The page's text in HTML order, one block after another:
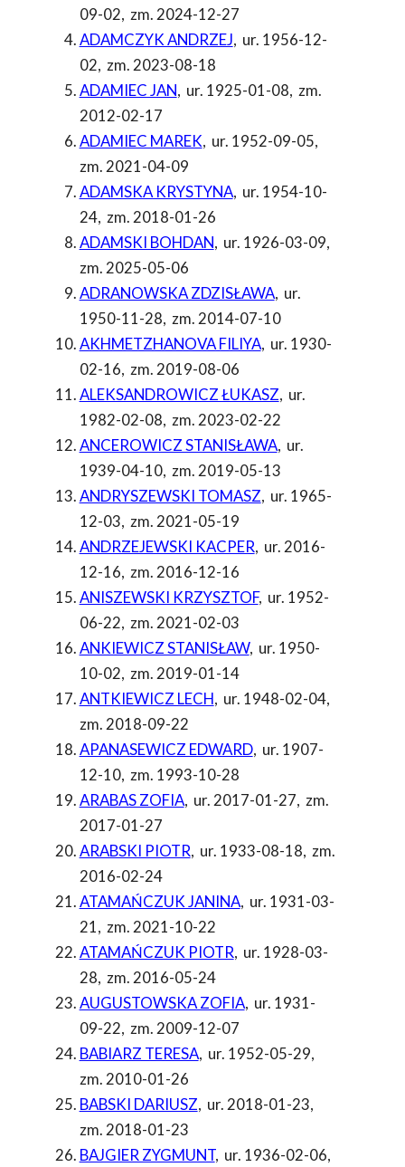
09-02, zm. 2024-12-27
ADAMCZYK ANDRZEJ, ur. 1956-12-
02, zm. 2023-08-18
ADAMIEC JAN, ur. 1925-01-08, zm.
2012-02-17
ADAMIEC MAREK, ur. 1952-09-05,
zm. 2021-04-09
ADAMSKA KRYSTYNA, ur. 1954-10-
24, zm. 2018-01-26
ADAMSKI BOHDAN, ur. 1926-03-09,
zm. 2025-05-06
ADRANOWSKA ZDZISŁAWA, ur.
1950-11-28, zm. 2014-07-10
AKHMETZHANOVA FILIYA, ur. 1930-
02-16, zm. 2019-08-06
ALEKSANDROWICZ ŁUKASZ, ur.
1982-02-08, zm. 2023-02-22
ANCEROWICZ STANISŁAWA, ur.
1939-04-10, zm. 2019-05-13
ANDRYSZEWSKI TOMASZ, ur. 1965-
12-03, zm. 2021-05-19
ANDRZEJEWSKI KACPER, ur. 2016-
12-16, zm. 2016-12-16
ANISZEWSKI KRZYSZTOF, ur. 1952-
06-22, zm. 2021-02-03
ANKIEWICZ STANISŁAW, ur. 1950-
10-02, zm. 2019-01-14
ANTKIEWICZ LECH, ur. 1948-02-04,
zm. 2018-09-22
APANASEWICZ EDWARD, ur. 1907-
12-10, zm. 1993-10-28
ARABAS ZOFIA, ur. 2017-01-27, zm.
2017-01-27
ARABSKI PIOTR, ur. 1933-08-18, zm.
2016-02-24
ATAMAŃCZUK JANINA, ur. 1931-03-
21, zm. 2021-10-22
ATAMAŃCZUK PIOTR, ur. 1928-03-
28, zm. 2016-05-24
AUGUSTOWSKA ZOFIA, ur. 1931-
09-22, zm. 2009-12-07
BABIARZ TERESA, ur. 1952-05-29,
zm. 2010-01-26
BABSKI DARIUSZ, ur. 2018-01-23,
zm. 2018-01-23
BAJGIER ZYGMUNT, ur. 1936-02-06,